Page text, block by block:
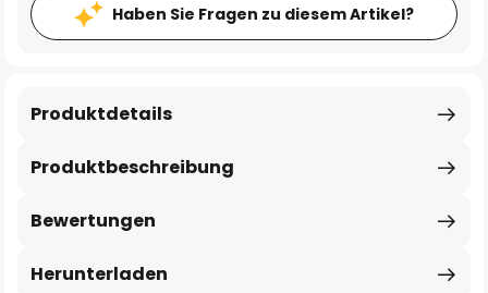
Haben Sie Fragen zu diesem Artikel?
Produktbeschreibung
Produktdetails
Bewertungen
Herunterladen